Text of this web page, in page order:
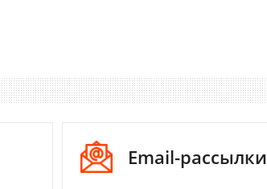
Email-рассылки